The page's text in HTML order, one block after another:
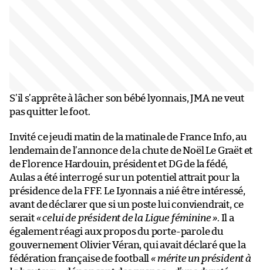
S’il s’apprête à lâcher son bébé lyonnais, JMA ne veut
pas quitter le foot.
Invité ce jeudi matin de la matinale de France Info, au
lendemain de l’annonce de la chute de Noël Le Graët et
de Florence Hardouin, président et DG de la fédé,
Aulas a été interrogé sur un potentiel attrait pour la
présidence de la FFF. Le Lyonnais a nié être intéressé,
avant de déclarer que si un poste lui conviendrait, ce
serait« celui de président de la Ligue féminine ». Il a
également réagi aux propos du porte-parole du
gouvernement Olivier Véran, qui avait déclaré que la
fédération française de football« mérite un président à